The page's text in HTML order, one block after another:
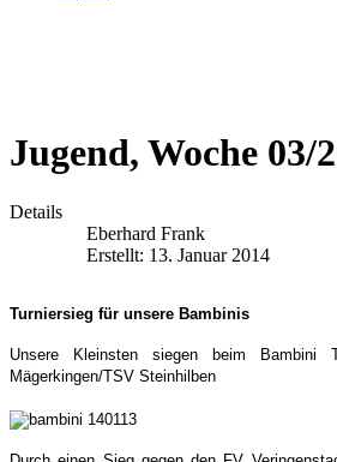
Jugend, Woche 03/
Details
Eberhard Frank
Erstellt: 13. Januar 2014
Turniersieg für unsere Bambinis
Unsere Kleinsten siegen beim Bambini
Mägerkingen/TSV Steinhilben